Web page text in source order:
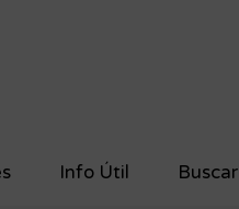
Info Útil Buscar